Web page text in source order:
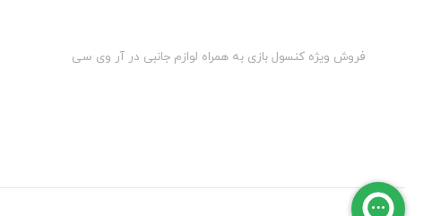
فروش ویژه کنسول بازی به همراه لوازم جانبی در آر وی سی